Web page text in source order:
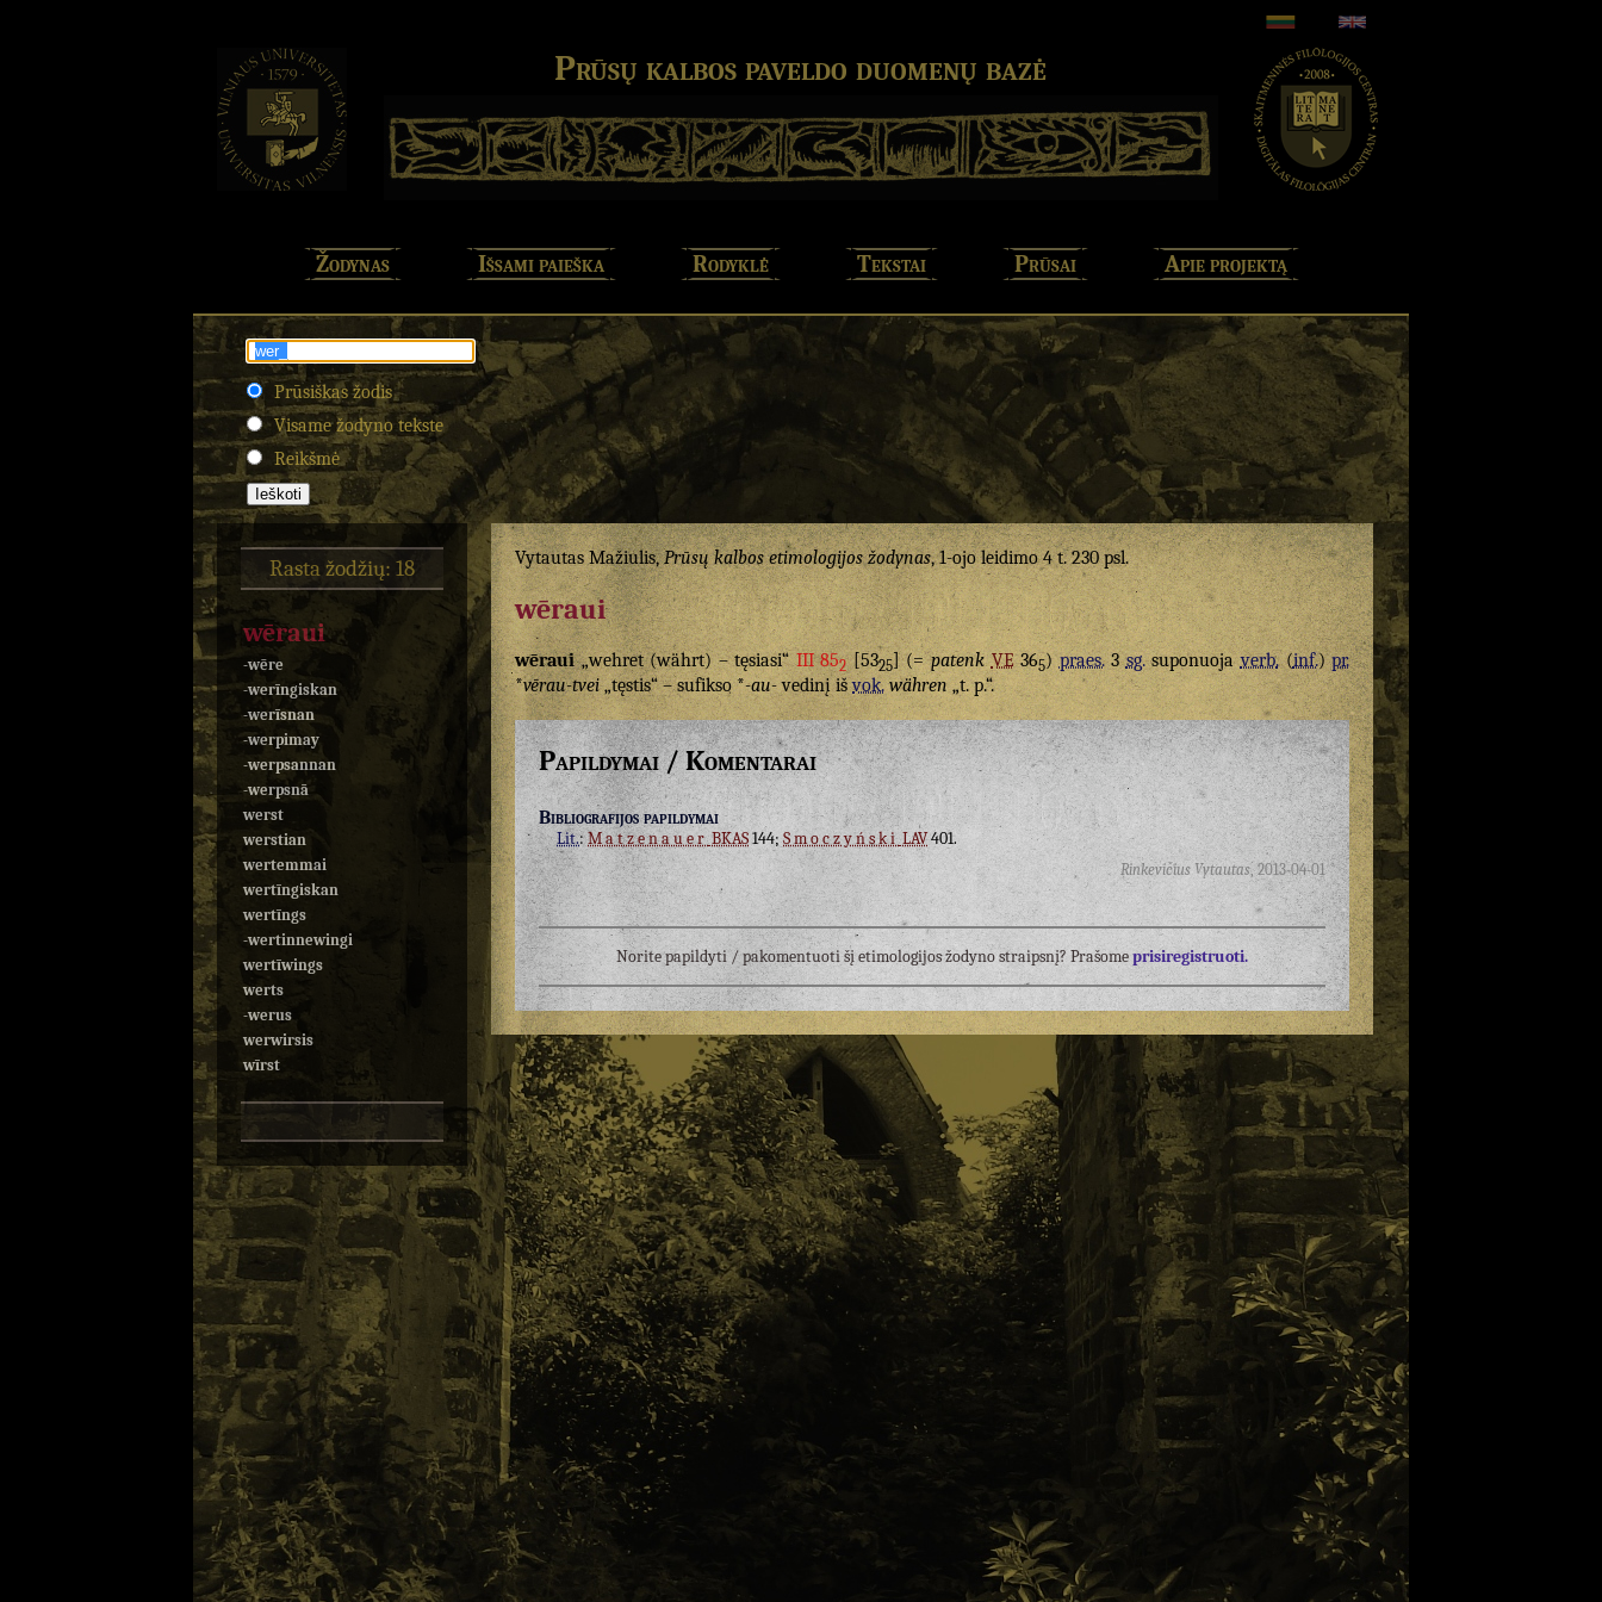
Prūsų kalbos paveldo duomenų bazė
Žodynas Išsami paieška Rodyklė Tekstai Prūsai Apie projektą
Prūsiškas žodis
Visame žodyno tekste
Reikšmė
Rasta žodžių: 18
wēraui
-wēre
-werīngiskan
-werīsnan
-werpimay
-werpsannan
-werpsnā
werst
werstian
wertemmai
wertīngiskan
wertīngs
-wertinnewingi
wertīwings
werts
-werus
werwirsis
wīrst
Vytautas Mažiulis,Prūsų kalbos etimologijos žodynas, 1-ojo leidimo 4 t. 230 psl.
wēraui
wēraui„wehret (währt) – tęsiasi“III 852[5325] (=patenk VE365)praes.3sg.suponuojaverb.(inf.)pr.
*vērau-tvei„tęstis“ – sufikso *-au-vedinį išvok. währen „t. p.“.
Papildymai / Komentarai
Bibliografijos papildymai
Lit.:MatzenauerBKAS144; SmoczyńskiLAV401.
Rinkevičius Vytautas,2013-04-01
Norite papildyti / pakomentuoti šį etimologijos žodyno straipsnį? Prašomeprisiregistruoti.